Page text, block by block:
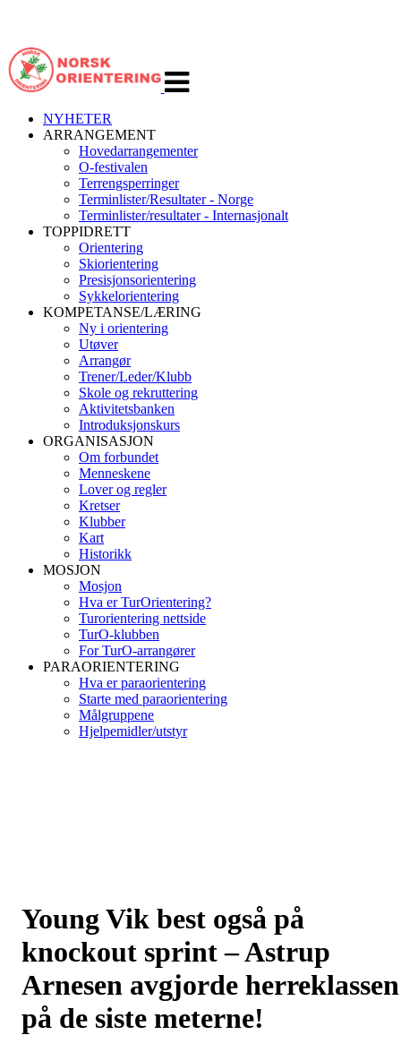
navigasjon
NYHETER
ARRANGEMENT
Hovedarrangementer
O-festivalen
Terrengsperringer
Terminlister/Resultater - Norge
Terminlister/resultater - Internasjonalt
TOPPIDRETT
Orientering
Skiorientering
Presisjonsorientering
Sykkelorientering
KOMPETANSE/LÆRING
Ny i orientering
Utøver
Arrangør
Trener/Leder/Klubb
Skole og rekruttering
Aktivitetsbanken
Introduksjonskurs
ORGANISASJON
Om forbundet
Menneskene
Lover og regler
Kretser
Klubber
Kart
Historikk
MOSJON
Mosjon
Hva er TurOrientering?
Turorientering nettside
TurO-klubben
For TurO-arrangører
PARAORIENTERING
Hva er paraorientering
Starte med paraorientering
Målgruppene
Hjelpemidler/utstyr
Young Vik best også på
knockout sprint – Astrup
Arnesen avgjorde herreklassen
på de siste meterne!